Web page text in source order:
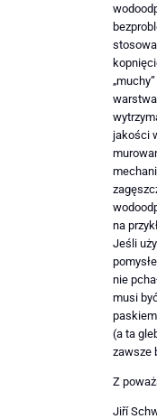
jakości
na
Jeśli
nie
musi
(a ta
zawsze
Z
Jiří